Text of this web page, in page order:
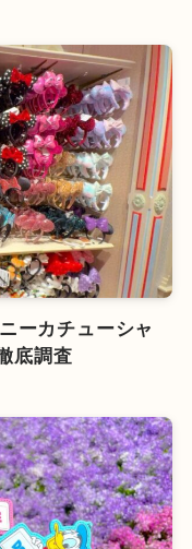
ーカチューシャ
底調査